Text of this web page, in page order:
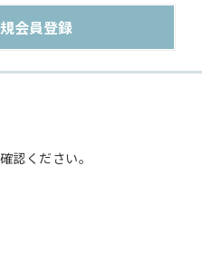
認ください。